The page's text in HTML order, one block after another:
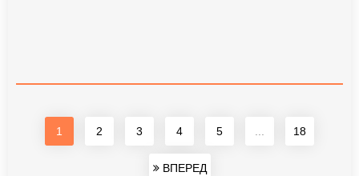
1 2 3 4 5 18
ВПЕРЕД